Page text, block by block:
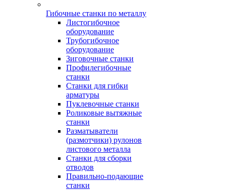
Гибочные станки по металлу
Листогибочное
оборудование
Трубогибочное
оборудование
Зиговочные станки
Профилегибочные
станки
Станки для гибки
арматуры
Пуклевочные станки
Роликовые вытяжные
станки
Разматыватели
(размотчики) рулонов
листового металла
Станки для сборки
отводов
Правильно-подающие
станки